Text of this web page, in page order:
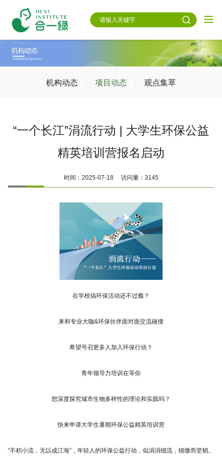
机构动态 项目动态 观点集萃
“一个长江”涓流行动 | 大学生环保公益
精英培训营报名启动
时间：2025-07-18 访问量：3145
在学校搞环保活动还不过瘾？
来和专业大咖&环保伙伴面对面交流碰撞
希望号召更多人加入环保行动？
青年领导力培训在等你
想深度探究城市生物多样性的理论和实践吗？
快来申请大学生暑期环保公益精英培训营
“不积小流，无以成江海”，年轻人的环保公益行动，似涓涓细流，细微而坚韧。